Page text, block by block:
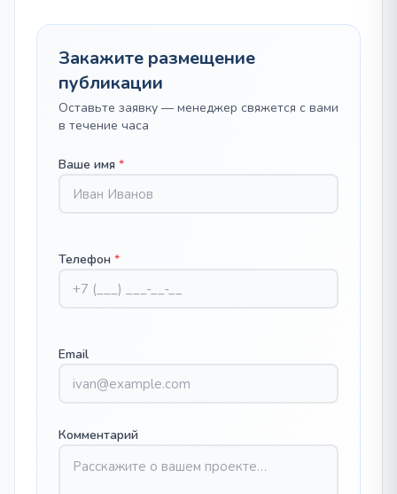
Закажите размещение
публикации
Оставьте заявку — менеджер свяжется с вами
в течение часа
Ваше имя *
Телефон *
Email
Комментарий